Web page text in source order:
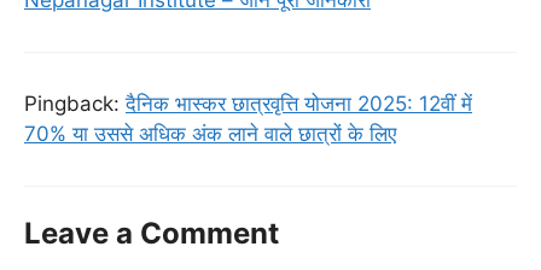
Pingback:दैनिक भास्कर छात्रवृत्ति योजना 2025: 12वीं में
70% या उससे अधिक अंक लाने वाले छात्रों के लिए
Leave a Comment